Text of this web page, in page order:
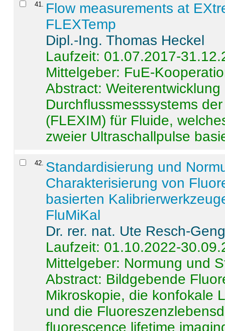
41. Flow measurements at
FLEXTemp
Dipl.-Ing. Thomas Heckel
Laufzeit: 01.07.2017-
Mittelgeber: FuE-
Abstract:
Durchflussmesssystems
(FLEXIM) für Fluide,
zweier Ultraschallpulse
42. Standardisierung und
Charakterisierung von
basierten
FluMiKal
Dr. rer. nat. Ute Resch-
Laufzeit: 01.10.2022-
Mittelgeber: Normung und
Abstract: Bildgebende
Mikroskopie, die konfokale
und die
fluorescence lifetime